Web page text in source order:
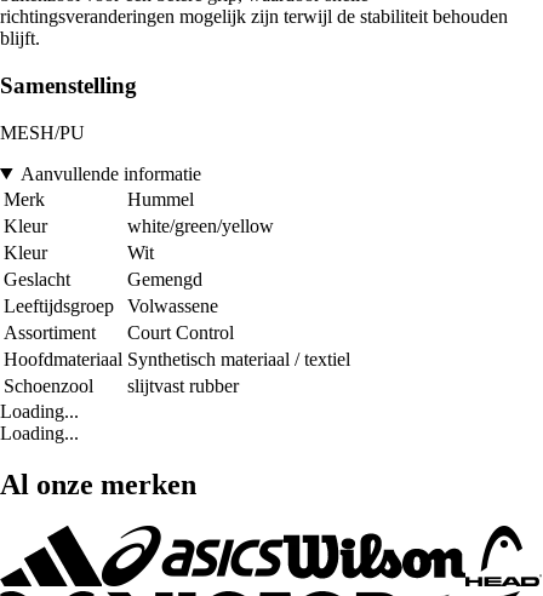
richtingsveranderingen mogelijk zijn terwijl de stabiliteit behouden
blijft.
Samenstelling
MESH/PU
Aanvullende informatie
Merk
Hummel
Kleur
white/green/yellow
Kleur
Wit
Geslacht
Gemengd
Leeftijdsgroep
Volwassene
Assortiment
Court Control
Hoofdmateriaal Synthetisch materiaal / textiel
Schoenzool
slijtvast rubber
Loading...
Loading...
Al onze merken